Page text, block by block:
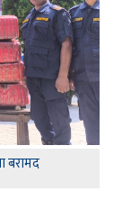
बरामद